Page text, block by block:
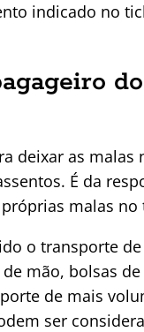
indicado no
deixar as malas
É da
malas no
o transporte
mão, bolsas
de mais
ser